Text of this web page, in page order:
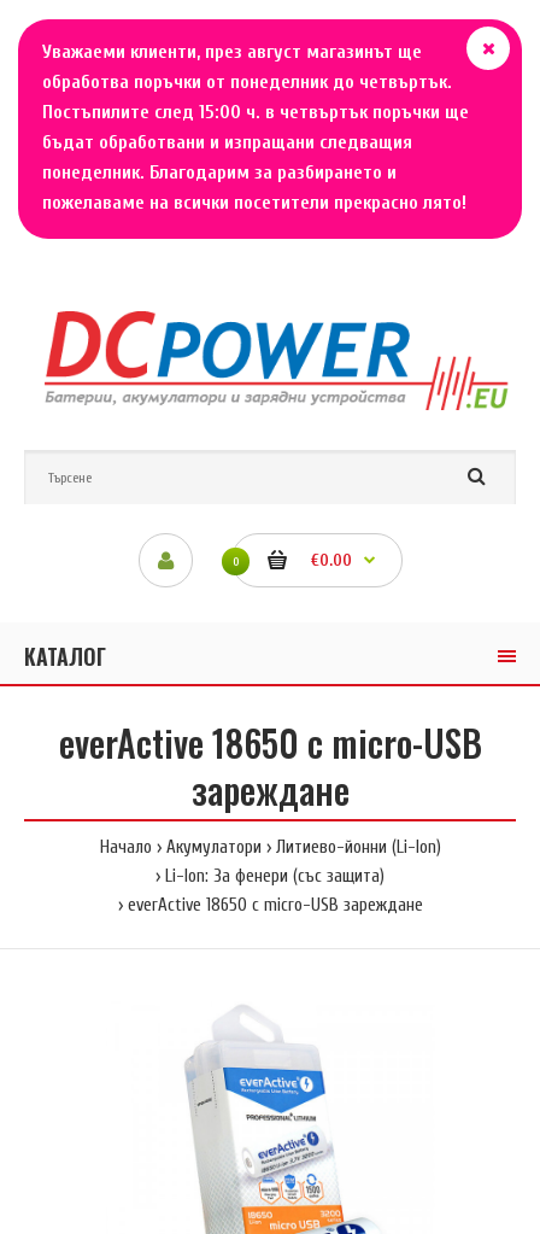
Уважаеми клиенти, през август магазинът ще
обработва поръчки от понеделник до четвъртък.
Постъпилите след 15:00 ч. в четвъртък поръчки ще
бъдат обработвани и изпращани следващия
понеделник. Благодарим за разбирането и
пожелаваме на всички посетители прекрасно лято!
0 €0.00
КАТАЛОГ
everActive 18650 с micro-USB
зареждане
Начало Акумулатори
Литиево-йонни (Li-Ion)
Li-Ion: За фенери (със защита)
everActive 18650 с micro-USB зареждане